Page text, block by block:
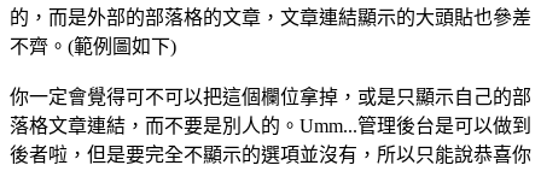
的，而是外部的部落格的文章，文章連結顯示的大頭貼也參差
不齊。(範例圖如下)
你一定會覺得可不可以把這個欄位拿掉，或是只顯示自己的部
落格文章連結，而不要是別人的。Umm...管理後台是可以做到
後者啦，但是要完全不顯示的選項並沒有，所以只能說恭喜你